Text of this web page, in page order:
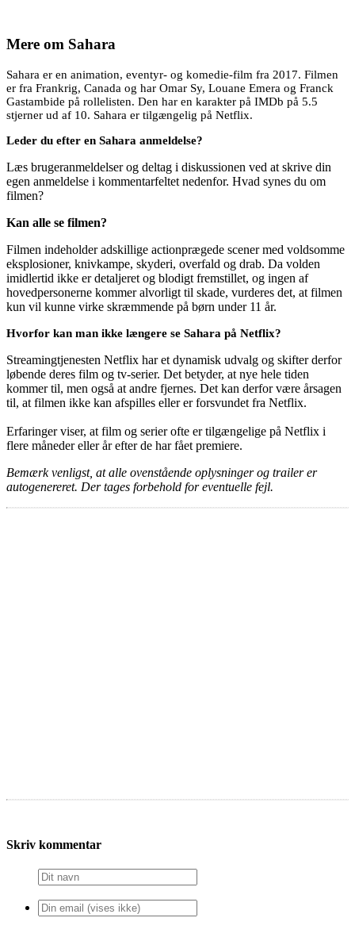
Mere om Sahara
Sahara er en animation, eventyr- og komedie-film fra 2017. Filmen
er fra Frankrig, Canada og har Omar Sy, Louane Emera og Franck
Gastambide på rollelisten. Den har en karakter på IMDb på 5.5
stjerner ud af 10. Sahara er tilgængelig på Netflix.
Leder du efter en Sahara anmeldelse?
Læs brugeranmeldelser og deltag i diskussionen ved at skrive din
egen anmeldelse i kommentarfeltet nedenfor. Hvad synes du om
filmen?
Kan alle se filmen?
Filmen indeholder adskillige actionprægede scener med voldsomme
eksplosioner, knivkampe, skyderi, overfald og drab. Da volden
imidlertid ikke er detaljeret og blodigt fremstillet, og ingen af
hovedpersonerne kommer alvorligt til skade, vurderes det, at filmen
kun vil kunne virke skræmmende på børn under 11 år.
Hvorfor kan man ikke længere se Sahara på Netflix?
Streamingtjenesten Netflix har et dynamisk udvalg og skifter derfor
løbende deres film og tv-serier. Det betyder, at nye hele tiden
kommer til, men også at andre fjernes. Det kan derfor være årsagen
til, at filmen ikke kan afspilles eller er forsvundet fra Netflix.
Erfaringer viser, at film og serier ofte er tilgængelige på Netflix i
flere måneder eller år efter de har fået premiere.
Bemærk venligst, at alle ovenstående oplysninger og trailer er
autogenereret. Der tages forbehold for eventuelle fejl.
Skriv kommentar